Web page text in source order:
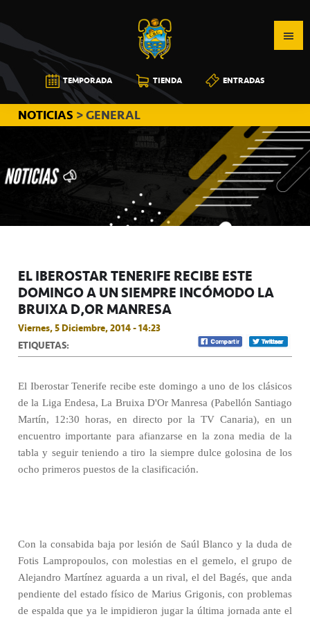
a
la
navegación
principal
al
contenido
principal
a
la
barra
lateral
principal
CB
CANARIAS
TEMPORADA TIENDA ENTRADAS
NOTICIAS > GENERAL
EL IBEROSTAR TENERIFE RECIBE ESTE
DOMINGO A UN SIEMPRE INCÓMODO LA
BRUIXA D’OR MANRESA
Viernes, 5 Diciembre, 2014 - 14:23
ETIQUETAS:
El Iberostar Tenerife recibe este domingo a uno de los clásicos
de la Liga Endesa, La Bruixa D'Or Manresa (Pabellón Santiago
Martín, 12:30 horas, en directo por la TV Canaria), en un
encuentro importante para afianzarse en la zona media de la
tabla y seguir teniendo a tiro la siempre dulce golosina de los
ocho primeros puestos de la clasificación.
Con la consabida baja por lesión de Saúl Blanco y la duda de
Fotis Lampropoulos, con molestias en el gemelo, el grupo de
Alejandro Martínez aguarda a un rival, el del Bagés, que anda
pendiente del estado físico de Marius Grigonis, con problemas
de espalda que ya le impidieron jugar la última jornada ante el